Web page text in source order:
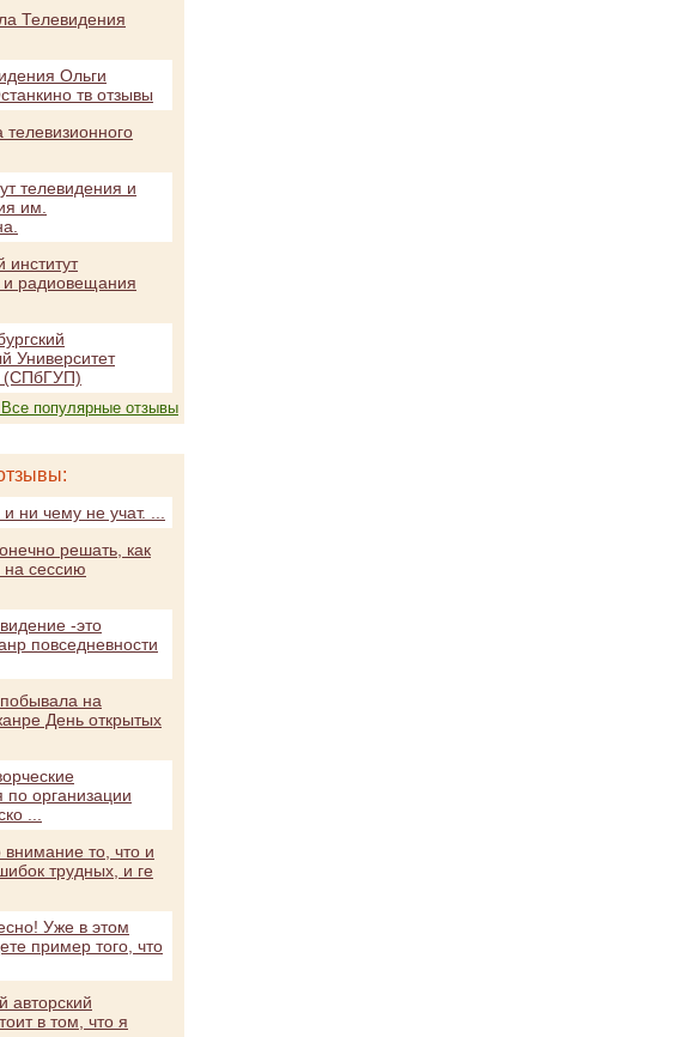
Телевидения
Ольги
тв отзывы
телевидения и
им.
институт
и радиовещания
Университет
(СПбГУП)
популярные отзывы
ни чему не учат. ...
решать, как
сессию
-это
повседневности
на
День открытых
организации
...
то, что и
трудных, и ге
Уже в этом
пример того, что
авторский
в том, что я